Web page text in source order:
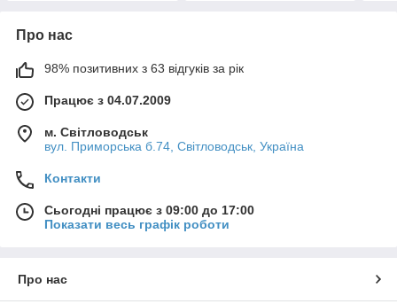
Про нас
98% позитивних з 63 відгуків за рік
Працює з 04.07.2009
м. Світловодськ
вул. Приморська б.74, Світловодськ, Україна
Контакти
Сьогодні працює з 09:00 до 17:00
Показати весь графік роботи
Про нас